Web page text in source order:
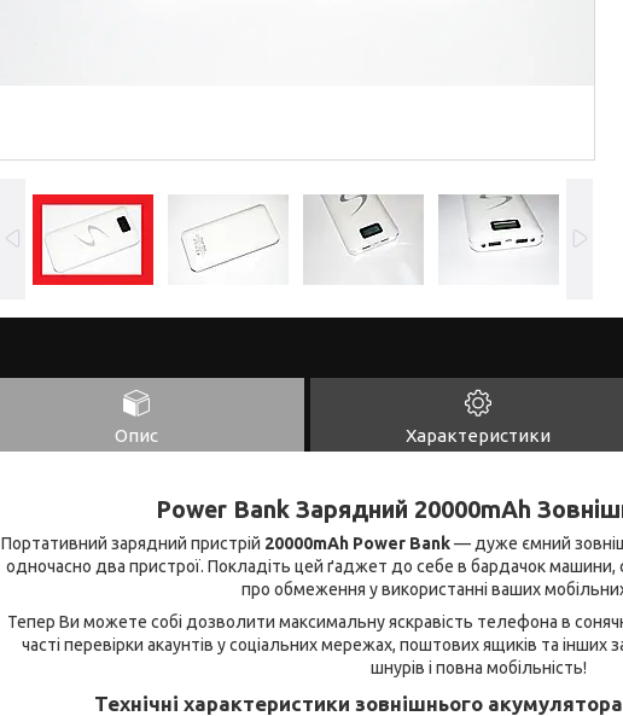
Опис Характеристики
Power Bank Зарядний 20000mAh
Портативний зарядний пристрій 20000mAh Power Bank— дуже ємний
одночасно два пристрої. Покладіть цей ґаджет до себе в бардачок
про обмеження у використанні ваших
Тепер Ви можете собі дозволити максимальну яскравість телефона в
часті перевірки акаунтів у соціальних мережах, поштових ящиків та інших
шнурів і повна мобільність!
Технічні характеристики зовнішнього